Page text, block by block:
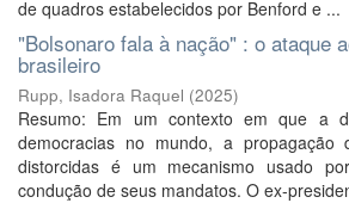
de quadros estabelecidos por Benford e ...
"Bolsonaro fala à nação" : o ataque
brasileiro
Rupp, Isadora Raquel (2025)
Resumo: Em um contexto em que a
democracias no mundo, a propagação
distorcidas é um mecanismo usado
condução de seus mandatos. O ex-